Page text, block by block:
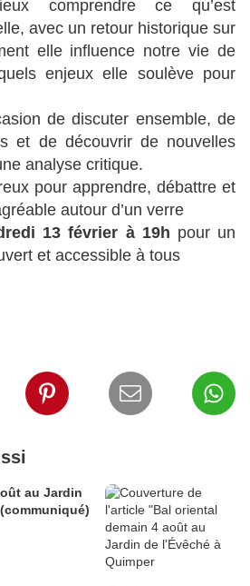
comprendre ce qu’est
avec un retour historique sur
elle influence notre vie de
enjeux elle soulève pour
de discuter ensemble, de
et de découvrir de nouvelles
analyse critique.
pour apprendre, débattre et
autour d’un verre
13 février à 19h pour un
et accessible à tous
au Jardin